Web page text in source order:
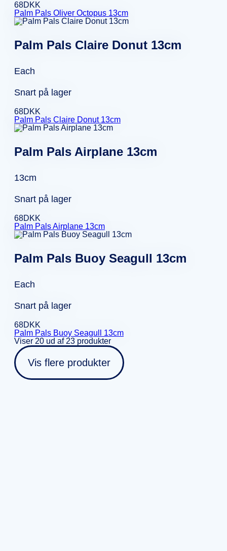
68DKK
Palm Pals Oliver Octopus 13cm
Palm Pals Claire Donut 13cm
Each
Snart på lager
68DKK
Palm Pals Claire Donut 13cm
Palm Pals Airplane 13cm
13cm
Snart på lager
68DKK
Palm Pals Airplane 13cm
Palm Pals Buoy Seagull 13cm
Each
Snart på lager
68DKK
Palm Pals Buoy Seagull 13cm
Viser 20 ud af 23 produkter
Vis flere produkter